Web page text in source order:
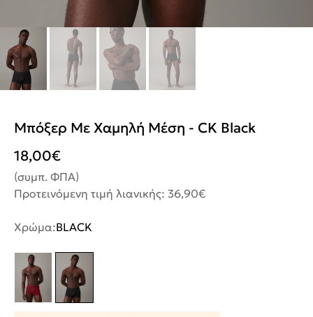
Μπόξερ Με Χαμηλή Μέση - CK Black
18,00€
(συμπ. ΦΠΑ)
Προτεινόμενη τιμή λιανικής: 36,90€
Χρώμα:BLACK